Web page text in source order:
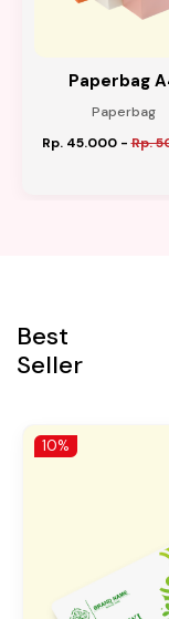
Paperbag
Paperbag
Rp. 45.000-Rp.
Best
Seller
10%